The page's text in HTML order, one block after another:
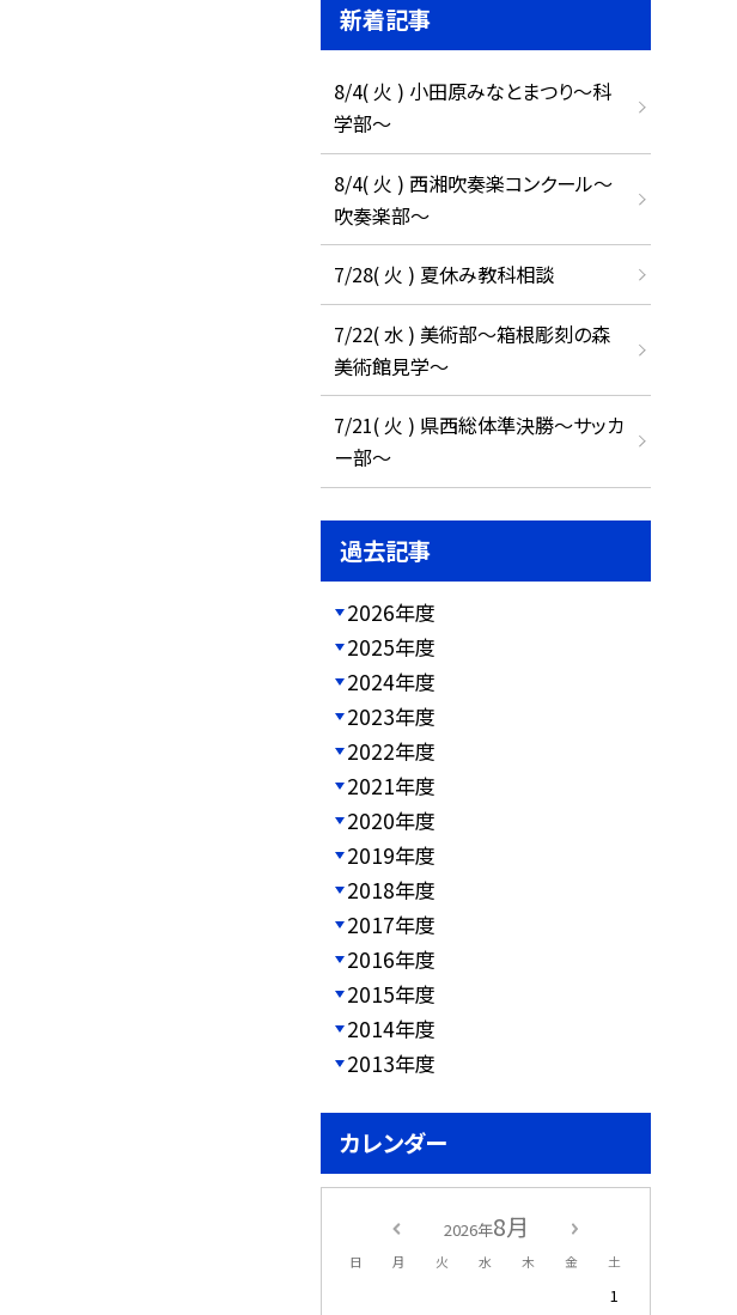
新着記事
8/4( 火 ) 小田原みなとまつり～科
学部～
8/4( 火 ) 西湘吹奏楽コンクール～
吹奏楽部～
7/28( 火 ) 夏休み教科相談
7/22( 水 ) 美術部～箱根彫刻の森
美術館見学～
7/21( 火 ) 県西総体準決勝～サッカ
ー部～
過去記事
2026年度
2025年度
2024年度
2023年度
2022年度
2021年度
2020年度
2019年度
2018年度
2017年度
2016年度
2015年度
2014年度
2013年度
カレンダー
2026年8月
日 月 火 水 木 金 土
1